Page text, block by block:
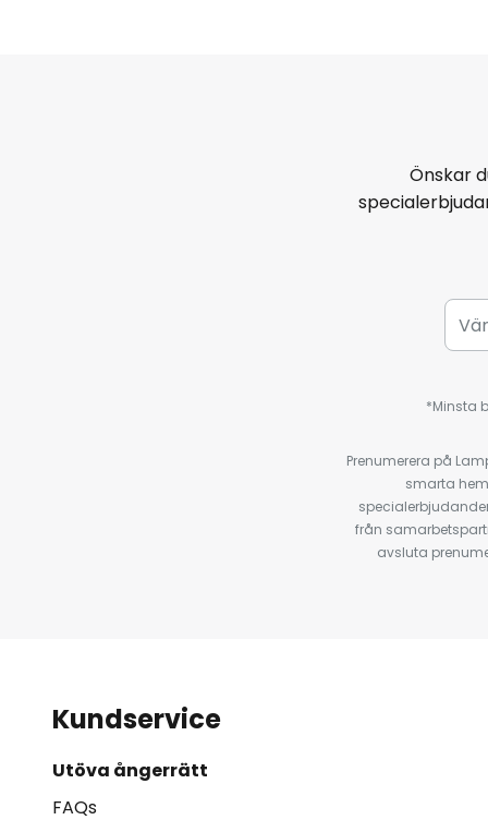
Önskar
*Minsta
Prenumerera på
smarta
från
avsluta
Kundservice
Utöva ångerrätt
FAQs